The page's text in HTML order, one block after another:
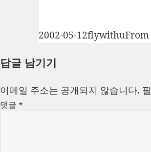
작
일
2002-05-12글
flywithu카
답글 남기기
이메일 주소는 공개되지 않습니다.
댓글*